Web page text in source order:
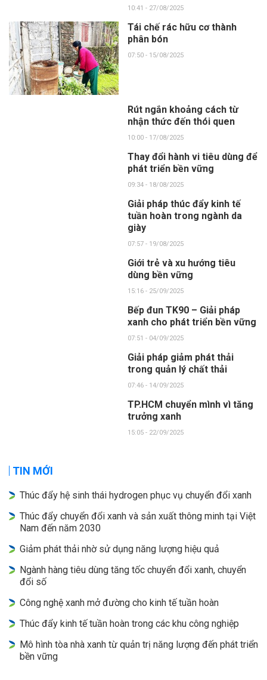
10:41 - 27/08/2025
Tái chế rác hữu cơ thành
phân bón
07:50 - 15/08/2025
Rút ngắn khoảng cách từ
nhận thức đến thói quen
10:00 - 17/08/2025
Thay đổi hành vi tiêu dùng để
phát triển bền vững
09:34 - 18/08/2025
Giải pháp thúc đẩy kinh tế
tuần hoàn trong ngành da
giày
07:57 - 19/08/2025
Giới trẻ và xu hướng tiêu
dùng bền vững
15:16 - 25/09/2025
Bếp đun TK90 – Giải pháp
xanh cho phát triển bền vững
07:51 - 04/09/2025
Giải pháp giảm phát thải
trong quản lý chất thải
07:46 - 14/09/2025
TP.HCM chuyển mình vì tăng
trưởng xanh
15:05 - 22/09/2025
TIN MỚI
Thúc đẩy hệ sinh thái hydrogen phục vụ chuyển đổi xanh
Thúc đẩy chuyển đổi xanh và sản xuất thông minh tại Việt
Nam đến năm 2030
Giảm phát thải nhờ sử dụng năng lượng hiệu quả
Ngành hàng tiêu dùng tăng tốc chuyển đổi xanh, chuyển
đổi số
Công nghệ xanh mở đường cho kinh tế tuần hoàn
Thúc đẩy kinh tế tuần hoàn trong các khu công nghiệp
Mô hình tòa nhà xanh từ quản trị năng lượng đến phát triển
bền vững